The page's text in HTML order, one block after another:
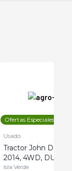
Ofertas Especiales
Usado
Tractor John Deere
2014, 4WD, DUAL
Isla Verde